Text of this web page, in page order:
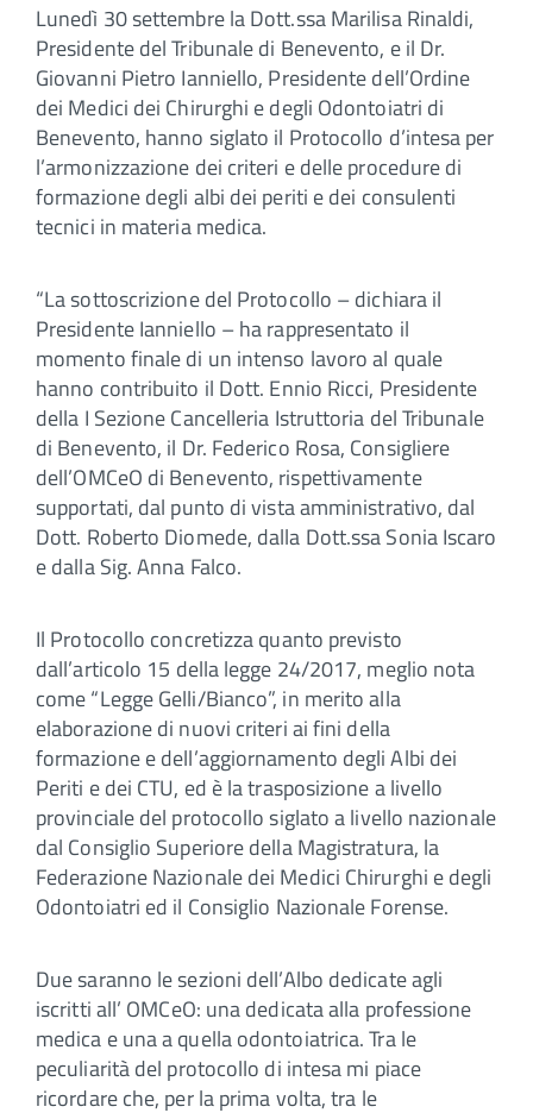
Lunedì 30 settembre la Dott.ssa Marilisa Rinaldi,
Presidente del Tribunale di Benevento, e il Dr.
Giovanni Pietro Ianniello, Presidente dell’Ordine
dei Medici dei Chirurghi e degli Odontoiatri di
Benevento, hanno siglato il Protocollo d’intesa per
l’armonizzazione dei criteri e delle procedure di
formazione degli albi dei periti e dei consulenti
tecnici in materia medica.
“La sottoscrizione del Protocollo – dichiara il
Presidente Ianniello – ha rappresentato il
momento finale di un intenso lavoro al quale
hanno contribuito il Dott. Ennio Ricci, Presidente
della I Sezione Cancelleria Istruttoria del Tribunale
di Benevento, il Dr. Federico Rosa, Consigliere
dell’OMCeO di Benevento, rispettivamente
supportati, dal punto di vista amministrativo, dal
Dott. Roberto Diomede, dalla Dott.ssa Sonia Iscaro
e dalla Sig. Anna Falco.
Il Protocollo concretizza quanto previsto
dall’articolo 15 della legge 24/2017, meglio nota
come “Legge Gelli/Bianco”, in merito alla
elaborazione di nuovi criteri ai fini della
formazione e dell’aggiornamento degli Albi dei
Periti e dei CTU, ed è la trasposizione a livello
provinciale del protocollo siglato a livello nazionale
dal Consiglio Superiore della Magistratura, la
Federazione Nazionale dei Medici Chirurghi e degli
Odontoiatri ed il Consiglio Nazionale Forense.
Due saranno le sezioni dell’Albo dedicate agli
iscritti all’ OMCeO: una dedicata alla professione
medica e una a quella odontoiatrica. Tra le
peculiarità del protocollo di intesa mi piace
ricordare che, per la prima volta, tra le